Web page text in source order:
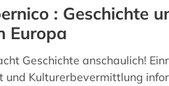
: Geschichte
Europa
Geschichte anschaulich!
und Kulturerbevermittlung